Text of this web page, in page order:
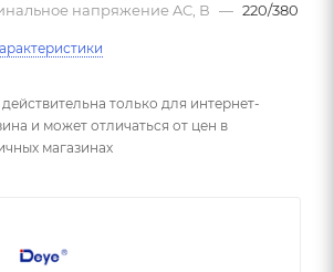
напряжение AC, В — 220/380
только для интернет-
и может отличаться от цен в
магазинах